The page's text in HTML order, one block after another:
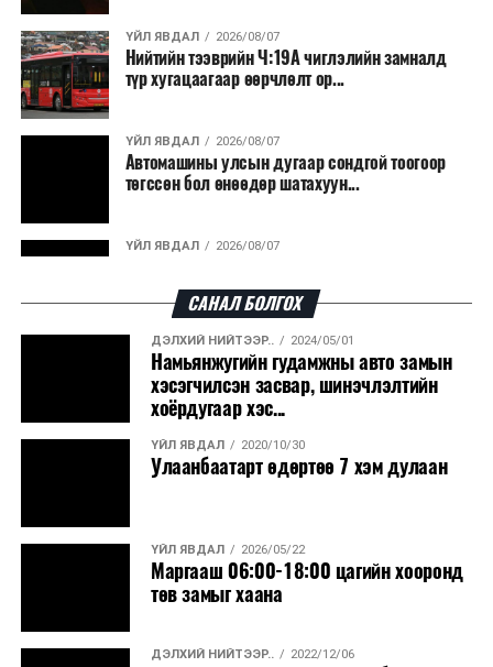
Япон, Герман, Швейцар, Нидерланд, Өмнөд Солонгос
зэрэг улс лаг хатаах, шатаах технологийг ашиглаж
байна. Тухайлбал, Германд лаг шатаах үйлдвэрээс
гарсан үнснээс фосфор сэргээн авах технологи
ашигладаг бол Нидерландад төвлөрсөн лаг
боловсруулах үйлдвэрүүдээр дулаан, цахилгаан
эрчим хүч үйлдвэрлэдэг.
Ийнхүү лаг хатаах, шатаах технологийг лагийн
үйлдвэрлэх, нөөцийг дахин ашиглах чиглэлээр олон
улсад өргөн ашиглаж байна.
ҮЙЛ ЯВДАЛ 2026/08/07
Нийтийн тээврийн Ч:19А чиглэлийн замналд
түр хугацаагаар өөрчлөлт ор...
ҮЙЛ ЯВДАЛ 2026/08/07
Автомашины улсын дугаар сондгой тоогоор
төгссөн бол өнөөдөр шатахуун...
ҮЙЛ ЯВДАЛ 2026/08/07
ДЭЛХИЙ НИЙТЭЭР..
“Уралдронзавод” компанийн ерөнхий
захирлын автомашиныг дэлбэлжээ...
ҮЙЛ ЯВДАЛ
Сүхбаатар боомтоор тав хоногт 10 мянга гаруй
ДЭЛХИЙ НИЙТЭЭР.. 2026/08/06
Вашингтон мужийн ой хээрийн түймрийг
хяналтад авах ажил ахицтай байн...
САНАЛ БОЛГОХ
ДЭЛХИЙ НИЙТЭЭР.. 2024/05/01
Намьянжугийн гудамжны авто замын
хэсэгчилсэн засвар, шинэчлэлтийн
хоёрдугаар хэс...
ҮЙЛ ЯВДАЛ 2020/10/30
Улаанбаатарт өдөртөө 7 хэм дулаан
ҮЙЛ ЯВДАЛ 2026/05/22
Маргааш 06:00-18:00 цагийн хооронд
төв замыг хаана
ДЭЛХИЙ НИЙТЭЭР.. 2022/12/06